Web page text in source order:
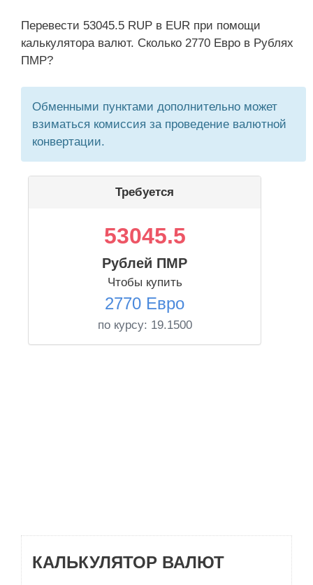
Перевести 53045.5 RUP в EUR при помощи
калькулятора валют. Сколько 2770 Евро в Рублях
ПМР?
Обменными пунктами дополнительно может
взиматься комиссия за проведение валютной
конвертации.
Требуется
53045.5
Рублей ПМР
Чтобы купить
2770 Евро
по курсу: 19.1500
КАЛЬКУЛЯТОР ВАЛЮТ